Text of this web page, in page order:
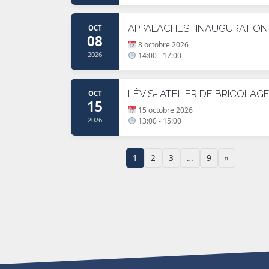
OCT
08
2026
APPALACHES- INAUGURATION
8 octobre 2026
14:00 - 17:00
OCT
15
2026
LÉVIS- ATELIER DE BRICOLAGE
15 octobre 2026
13:00 - 15:00
1 2 3 … 9 »